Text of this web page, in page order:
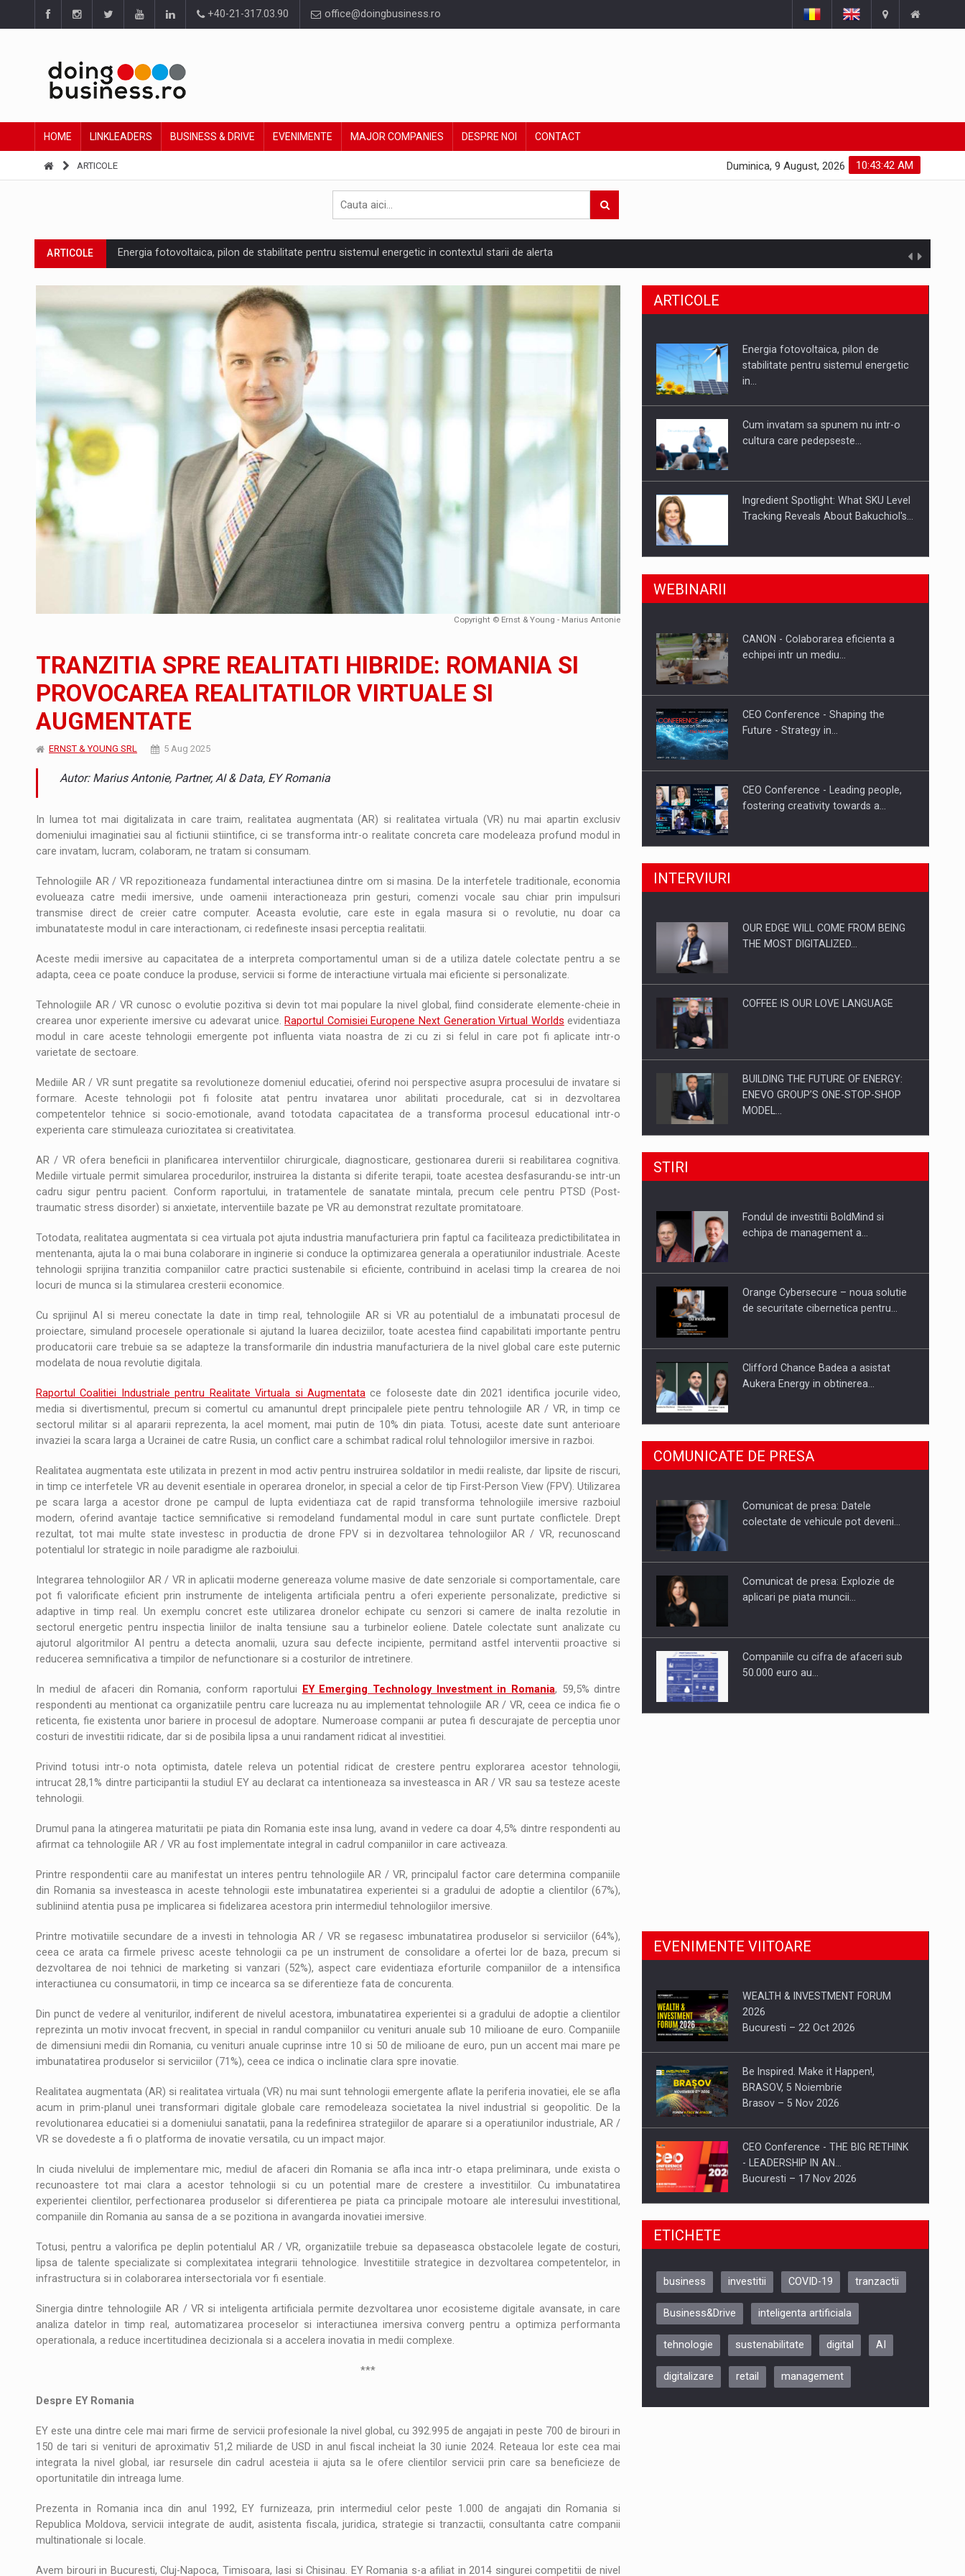
+40-21-317.03.90 office@doingbusiness.ro
HOME LINKLEADERS BUSINESS & DRIVE EVENIMENTE MAJOR COMPANIES DESPRE NOI CONTACT
ARTICOLE 10:43:43 AM
Duminica, 9 August, 2026
ARTICOLE Energia fotovoltaica, pilon de stabilitate pentru sistemul energetic in contextul starii de alerta
ARTICOLE Cum invatam sa spunem nu intr-o cultura care pedepseste granitele?
ARTICOLE Ingredient Spotlight: What SKU Level Tracking Reveals About Bakuchiol's Evolution
ARTICOLE Producatorii si comerciantii care nu se supun noilor reglementari UE privind ambalajele pot risca retragerea produselor din piata
LEADERSHIP IN MISCARE
INTERVIURI CU BATERIILE PERMANENT INCARCATE
INTERVIURI PUTTING ROMANIAN CORPORATE COMPANIES ON THE INTERNATIONAL BUSINESS SCENE
INTERVIURI OUR EDGE WILL COME FROM BEING THE MOST DIGITALIZED WHOLESALER IN ROMANIA
INTERVIURI COFFEE IS OUR LOVE LANGUAGE
Hard Enduro Piatra Craiului 2026, fueled by benzinariile RO concept OSCAR – peste 500 de participanti
Fondul de investitii BoldMind si echipa de management a Pall-Ex, liderul pietei de transport paletizat din Romania, preiau compania intr-o tranzactie de peste 25…
STIRI RANGE ROVER DEZVALUIE AL CINCILEA MEMBRU AL FAMILIEI: RANGE ROVER GT
STIRI JAECOO 5 SHS-H a ajuns in Romania
ARTICOLE Proteinmaxxing and the Future of Protein Demand
Copyright © Ernst & Young - Marius Antonie
TRANZITIA SPRE REALITATI HIBRIDE: ROMANIA SI
PROVOCAREA REALITATILOR VIRTUALE SI
AUGMENTATE
ERNST & YOUNG SRL 5 Aug 2025
Autor: Marius Antonie, Partner, AI & Data, EY Romania
In lumea tot mai digitalizata in care traim, realitatea augmentata (AR) si realitatea virtuala (VR) nu mai apartin exclusiv
domeniului imaginatiei sau al fictiunii stiintifice, ci se transforma intr-o realitate concreta care modeleaza profund modul in
care invatam, lucram, colaboram, ne tratam si consumam.
Tehnologiile AR / VR repozitioneaza fundamental interactiunea dintre om si masina. De la interfetele traditionale, economia
evolueaza catre medii imersive, unde oamenii interactioneaza prin gesturi, comenzi vocale sau chiar prin impulsuri
transmise direct de creier catre computer. Aceasta evolutie, care este in egala masura si o revolutie, nu doar ca
imbunatateste modul in care interactionam, ci redefineste insasi perceptia realitatii.
Aceste medii imersive au capacitatea de a interpreta comportamentul uman si de a utiliza datele colectate pentru a se
adapta, ceea ce poate conduce la produse, servicii si forme de interactiune virtuala mai eficiente si personalizate.
Tehnologiile AR / VR cunosc o evolutie pozitiva si devin tot mai populare la nivel global, fiind considerate elemente-cheie in
crearea unor experiente imersive cu adevarat unice. Raportul Comisiei Europene Next Generation Virtual Worlds evidentiaza
modul in care aceste tehnologii emergente pot influenta viata noastra de zi cu zi si felul in care pot fi aplicate intr-o
varietate de sectoare.
Mediile AR / VR sunt pregatite sa revolutioneze domeniul educatiei, oferind noi perspective asupra procesului de invatare si
formare. Aceste tehnologii pot fi folosite atat pentru invatarea unor abilitati procedurale, cat si in dezvoltarea
competentelor tehnice si socio-emotionale, avand totodata capacitatea de a transforma procesul educational intr-o
experienta care stimuleaza curiozitatea si creativitatea.
AR / VR ofera beneficii in planificarea interventiilor chirurgicale, diagnosticare, gestionarea durerii si reabilitarea cognitiva.
Mediile virtuale permit simularea procedurilor, instruirea la distanta si diferite terapii, toate acestea desfasurandu-se intr-un
cadru sigur pentru pacient. Conform raportului, in tratamentele de sanatate mintala, precum cele pentru PTSD (Post-
traumatic stress disorder) si anxietate, interventiile bazate pe VR au demonstrat rezultate promitatoare.
Totodata, realitatea augmentata si cea virtuala pot ajuta industria manufacturiera prin faptul ca faciliteaza predictibilitatea in
mentenanta, ajuta la o mai buna colaborare in inginerie si conduce la optimizarea generala a operatiunilor industriale. Aceste
tehnologii sprijina tranzitia companiilor catre practici sustenabile si eficiente, contribuind in acelasi timp la crearea de noi
locuri de munca si la stimularea cresterii economice.
Cu sprijinul AI si mereu conectate la date in timp real, tehnologiile AR si VR au potentialul de a imbunatati procesul de
proiectare, simuland procesele operationale si ajutand la luarea deciziilor, toate acestea fiind capabilitati importante pentru
producatorii care trebuie sa se adapteze la transformarile din industria manufacturiera de la nivel global care este puternic
modelata de noua revolutie digitala.
Raportul Coalitiei Industriale pentru Realitate Virtuala si Augmentatace foloseste date din 2021 identifica jocurile video,
media si divertismentul, precum si comertul cu amanuntul drept principalele piete pentru tehnologiile AR / VR, in timp ce
sectorul militar si al apararii reprezenta, la acel moment, mai putin de 10% din piata. Totusi, aceste date sunt anterioare
invaziei la scara larga a Ucrainei de catre Rusia, un conflict care a schimbat radical rolul tehnologiilor imersive in razboi.
Realitatea augmentata este utilizata in prezent in mod activ pentru instruirea soldatilor in medii realiste, dar lipsite de riscuri,
in timp ce interfetele VR au devenit esentiale in operarea dronelor, in special a celor de tip First-Person View (FPV). Utilizarea
pe scara larga a acestor drone pe campul de lupta evidentiaza cat de rapid transforma tehnologiile imersive razboiul
modern, oferind avantaje tactice semnificative si remodeland fundamental modul in care sunt purtate conflictele. Drept
rezultat, tot mai multe state investesc in productia de drone FPV si in dezvoltarea tehnologiilor AR / VR, recunoscand
potentialul lor strategic in noile paradigme ale razboiului.
Integrarea tehnologiilor AR / VR in aplicatii moderne genereaza volume masive de date senzoriale si comportamentale, care
pot fi valorificate eficient prin instrumente de inteligenta artificiala pentru a oferi experiente personalizate, predictive si
adaptive in timp real. Un exemplu concret este utilizarea dronelor echipate cu senzori si camere de inalta rezolutie in
sectorul energetic pentru inspectia liniilor de inalta tensiune sau a turbinelor eoliene. Datele colectate sunt analizate cu
ajutorul algoritmilor AI pentru a detecta anomalii, uzura sau defecte incipiente, permitand astfel interventii proactive si
reducerea semnificativa a timpilor de nefunctionare si a costurilor de intretinere.
In mediul de afaceri din Romania, conform raportului EY Emerging Technology Investment in Romania, 59,5% dintre
respondenti au mentionat ca organizatiile pentru care lucreaza nu au implementat tehnologiile AR / VR, ceea ce indica fie o
reticenta, fie existenta unor bariere in procesul de adoptare. Numeroase companii ar putea fi descurajate de perceptia unor
costuri de investitii ridicate, dar si de posibila lipsa a unui randament ridicat al investitiei.
Privind totusi intr-o nota optimista, datele releva un potential ridicat de crestere pentru explorarea acestor tehnologii,
intrucat 28,1% dintre participantii la studiul EY au declarat ca intentioneaza sa investeasca in AR / VR sau sa testeze aceste
tehnologii.
Drumul pana la atingerea maturitatii pe piata din Romania este insa lung, avand in vedere ca doar 4,5% dintre respondenti au
afirmat ca tehnologiile AR / VR au fost implementate integral in cadrul companiilor in care activeaza.
Printre respondentii care au manifestat un interes pentru tehnologiile AR / VR, principalul factor care determina companiile
din Romania sa investeasca in aceste tehnologii este imbunatatirea experientei si a gradului de adoptie a clientilor (67%),
subliniind atentia pusa pe implicarea si fidelizarea acestora prin intermediul tehnologiilor imersive.
Printre motivatiile secundare de a investi in tehnologia AR / VR se regasesc imbunatatirea produselor si serviciilor (64%),
ceea ce arata ca firmele privesc aceste tehnologii ca pe un instrument de consolidare a ofertei lor de baza, precum si
dezvoltarea de noi tehnici de marketing si vanzari (52%), aspect care evidentiaza eforturile companiilor de a intensifica
interactiunea cu consumatorii, in timp ce incearca sa se diferentieze fata de concurenta.
Din punct de vedere al veniturilor, indiferent de nivelul acestora, imbunatatirea experientei si a gradului de adoptie a clientilor
reprezinta un motiv invocat frecvent, in special in randul companiilor cu venituri anuale sub 10 milioane de euro. Companiile
de dimensiuni medii din Romania, cu venituri anuale cuprinse intre 10 si 50 de milioane de euro, pun un accent mai mare pe
imbunatatirea produselor si serviciilor (71%), ceea ce indica o inclinatie clara spre inovatie.
Realitatea augmentata (AR) si realitatea virtuala (VR) nu mai sunt tehnologii emergente aflate la periferia inovatiei, ele se afla
acum in prim-planul unei transformari digitale globale care remodeleaza societatea la nivel industrial si geopolitic. De la
revolutionarea educatiei si a domeniului sanatatii, pana la redefinirea strategiilor de aparare si a operatiunilor industriale, AR /
VR se dovedeste a fi o platforma de inovatie versatila, cu un impact major.
In ciuda nivelului de implementare mic, mediul de afaceri din Romania se afla inca intr-o etapa preliminara, unde exista o
recunoastere tot mai clara a acestor tehnologii si cu un potential mare de crestere a investitiilor. Cu imbunatatirea
experientei clientilor, perfectionarea produselor si diferentierea pe piata ca principale motoare ale interesului investitional,
companiile din Romania au sansa de a se pozitiona in avangarda inovatiei imersive.
Totusi, pentru a valorifica pe deplin potentialul AR / VR, organizatiile trebuie sa depaseasca obstacolele legate de costuri,
lipsa de talente specializate si complexitatea integrarii tehnologice. Investitiile strategice in dezvoltarea competentelor, in
infrastructura si in colaborarea intersectoriala vor fi esentiale.
Sinergia dintre tehnologiile AR / VR si inteligenta artificiala permite dezvoltarea unor ecosisteme digitale avansate, in care
analiza datelor in timp real, automatizarea proceselor si interactiunea imersiva converg pentru a optimiza performanta
operationala, a reduce incertitudinea decizionala si a accelera inovatia in medii complexe.
***
Despre EY Romania
EY este una dintre cele mai mari firme de servicii profesionale la nivel global, cu 392.995 de angajati in peste 700 de birouri in
150 de tari si venituri de aproximativ 51,2 miliarde de USD in anul fiscal incheiat la 30 iunie 2024. Reteaua lor este cea mai
integrata la nivel global, iar resursele din cadrul acesteia ii ajuta sa le ofere clientilor servicii prin care sa beneficieze de
oportunitatile din intreaga lume.
Prezenta in Romania inca din anul 1992, EY furnizeaza, prin intermediul celor peste 1.000 de angajati din Romania si
Republica Moldova, servicii integrate de audit, asistenta fiscala, juridica, strategie si tranzactii, consultanta catre companii
multinationale si locale.
Avem birouri in Bucuresti, Cluj-Napoca, Timisoara, Iasi si Chisinau. EY Romania s-a afiliat in 2014 singurei competitii de nivel
ARTICOLE
Energia fotovoltaica, pilon de
stabilitate pentru sistemul energetic
in…
Cum invatam sa spunem nu intr-o
cultura care pedepseste…
Ingredient Spotlight: What SKU Level
Tracking Reveals About Bakuchiol's…
Producatorii si comerciantii care nu
Proteinmaxxing and the Future of
WEBINARII
CANON - Colaborarea eficienta a
echipei intr un mediu…
CEO Conference - Shaping the
Future - Strategy in…
CEO Conference - Leading people,
fostering creativity towards a…
CEO Conference - Shaping The
Webinar - Business Evolution-
INTERVIURI
OUR EDGE WILL COME FROM BEING
THE MOST DIGITALIZED…
COFFEE IS OUR LOVE LANGUAGE
BUILDING THE FUTURE OF ENERGY:
ENEVO GROUP’S ONE-STOP-SHOP
MODEL…
ROOTED IN ROMANIA, BUILT TO
PUTTING ROMANIAN CORPORATE
STIRI
Fondul de investitii BoldMind si
echipa de management a…
Orange Cybersecure – noua solutie
de securitate cibernetica pentru…
Clifford Chance Badea a asistat
Aukera Energy in obtinerea…
SAPTE PERSONALITATI DIN MEDIUL
DE AFACERI, ACADEMIC SI
Hard Enduro Piatra Craiului 2026,
COMUNICATE DE PRESA
Comunicat de presa: Datele
colectate de vehicule pot deveni…
Comunicat de presa: Explozie de
aplicari pe piata muncii…
Companiile cu cifra de afaceri sub
50.000 euro au…
EVENIMENTE VIITOARE
WEALTH & INVESTMENT FORUM
2026
Bucuresti – 22 Oct 2026
Be Inspired. Make it Happen!,
BRASOV, 5 Noiembrie
Brasov – 5 Nov 2026
CEO Conference - THE BIG RETHINK
- LEADERSHIP IN AN…
Bucuresti – 17 Nov 2026
Be Inspired. Make it Happen!, CLUJ, 9
ARTEMIS LETO, ORADEA, 8
Oradea – 8 Oct 2026
ETICHETE
business investitii COVID-19 tranzactii
Business&Drive inteligenta artificiala
tehnologie sustenabilitate digital AI
digitalizare retail management